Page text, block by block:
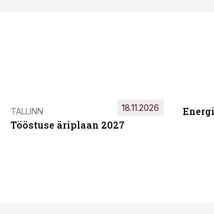
TALLINN
Tööstuse äriplaan 2027
18.11.2026